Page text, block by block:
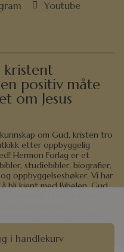
i handlekurv
Youtube
kristent
positiv måte
om Jesus
om Gud, kristen tro
etter oppbyggelig
Hermon Forlag er et
studiebibler, biografier,
oppbyggelsesbøker. Vi har
bli kjent med Bibelen, Gud
bibelcover,
i nettbutikken vår.